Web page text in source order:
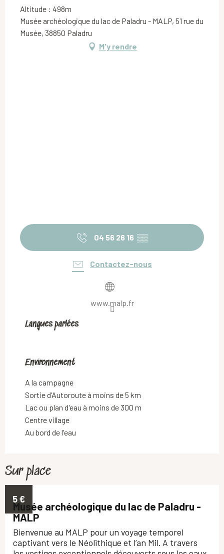
Altitude : 498m
Musée archéologique du lac de Paladru - MALP, 51 rue du
Musée, 38850 Paladru
M'y rendre
04 56 26 16 ▒▒
Contactez-nous
www.malp.fr
Langues parlées
Langues parlées
Environnement
Environnement
A la campagne
Sortie d’Autoroute à moins de 5 km
Lac ou plan d'eau à moins de 300 m
Centre village
Au bord de l'eau
Sur place
5€
Musée archéologique du lac de Paladru -
MALP
Bienvenue au MALP pour un voyage temporel
captivant vers le Néolithique et l’an Mil. A travers